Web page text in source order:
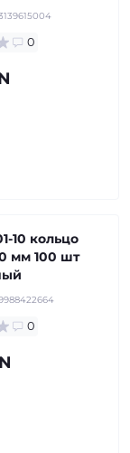
0
10 кольцо
мм 100 шт
0